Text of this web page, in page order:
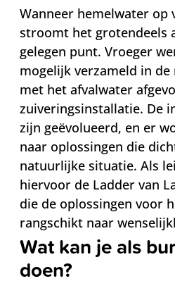
Wanneer hemelwater op
stroomt het grotendeels
gelegen punt. Vroeger
mogelijk verzameld in
met het afvalwater
zuiveringsinstallatie. De
zijn geëvolueerd, en er
naar oplossingen die
natuurlijke situatie. Als
hiervoor de Ladder van
die de oplossingen voor
rangschikt naar
Wat kan je als
doen?